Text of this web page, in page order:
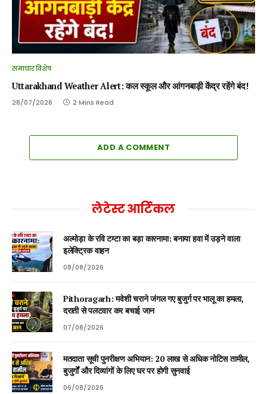
समाचार विशेष
Uttarakhand Weather Alert: कल स्कूल और आंगनबाड़ी केंद्र रहेंगे बंद!
28/07/2026 2 Mins Read
ADD A COMMENT
लेटेस्ट आर्टिकल
अल्मोड़ा के रवि टम्टा का बड़ा कारनामा: बनाया हवा में उड़ने वाला
इलेक्ट्रिक वाहन
08/08/2026
Pithoragarh: मवेशी चराने जंगल गए बुजुर्ग पर भालू का हमला,
दराती से पलटवार कर बचाई जान
07/08/2026
मतदाता सूची पुनरीक्षण अभियान: 20 लाख से अधिक नोटिस तामील,
बुजुर्गों और दिव्यांगों के लिए घर पर होगी सुनवाई
06/08/2026